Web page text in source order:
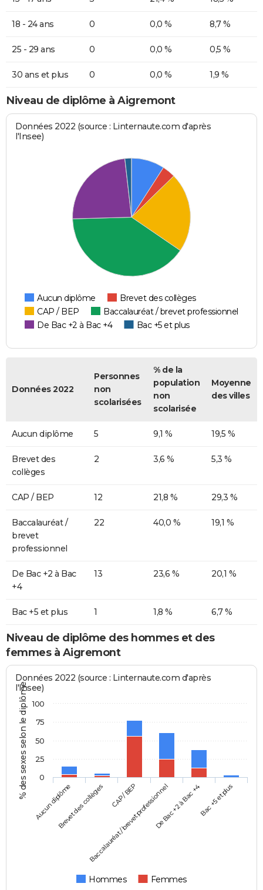
18 - 24 ans 0 0,0 % 8,7 %
25 - 29 ans 0 0,0 % 0,5 %
30 ans et plus 0 0,0 % 1,9 %
Niveau de diplôme à Aigremont
Données 2022 (source : Linternaute.com d'après
l'Insee)
Aucun diplôme
Brevet des collèges
CAP / BEP
Baccalauréat / brevet professionnel
De Bac +2 à Bac +4
Bac +5 et plus
Données 2022
Personnes
non
scolarisées
% de la
population
non
scolarisée
Moyenne
des villes
Aucun diplôme 5 9,1 % 19,5 %
Brevet des
collèges
2 3,6 % 5,3 %
CAP / BEP 12 21,8 % 29,3 %
Baccalauréat /
brevet
professionnel
22 40,0 % 19,1 %
De Bac +2 à Bac
+4
13 23,6 % 20,1 %
Bac +5 et plus 1 1,8 % 6,7 %
Niveau de diplôme des hommes et des
femmes à Aigremont
% des sexes selon le diplôme
Données 2022 (source : Linternaute.com d'après
l'Insee)
Hommes Femmes
Aucun diplômeBrevet des collèges CAP / BEP
Baccalauréat / brevet professionnelDe Bac +2 à Bac +4Bac +5 et plus
0
25
50
75
100